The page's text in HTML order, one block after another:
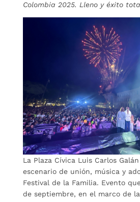
Colombia 2025. Lleno y éxito
La Plaza Cívica Luis Carlos
escenario de unión, música y
Festival de la Familia. Evento
de septiembre, en el marco de